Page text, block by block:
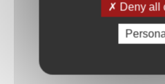
Deny all